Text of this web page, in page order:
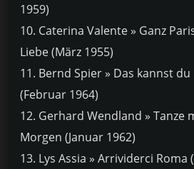
1959)
10. Caterina Valente » Ganz
Liebe (März 1955)
11. Bernd Spier » Das kannst
(Februar 1964)
12. Gerhard Wendland » Tanze
Morgen (Januar 1962)
13. Lys Assia » Arrividerci Roma